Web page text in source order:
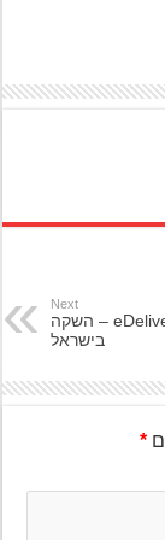
Next
MAXUS ו-eDeliver – השקה
בישראל
*